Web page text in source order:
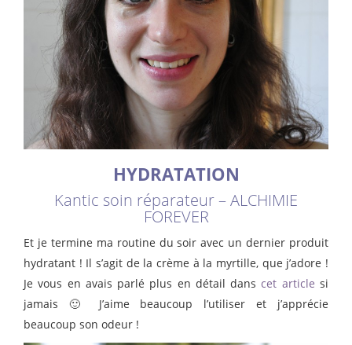
HYDRATATION
Kantic soin réparateur – ALCHIMIE
FOREVER
Et je termine ma routine du soir avec un dernier produit
hydratant ! Il s’agit de la crème à la myrtille, que j’adore !
Je vous en avais parlé plus en détail danscet article si
jamais 🙂 J’aime beaucoup l’utiliser et j’apprécie
beaucoup son odeur !